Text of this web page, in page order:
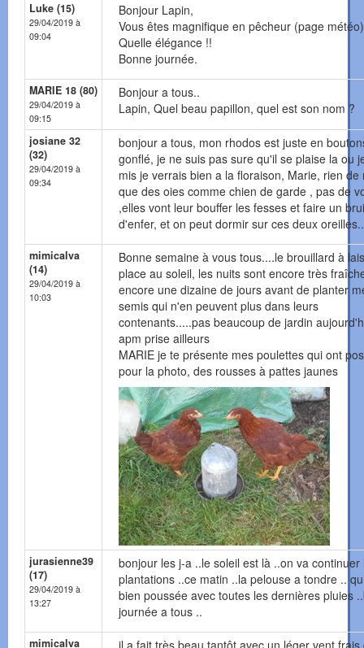
Luke (15)
29/04/2019 à
09:04
Bonjour Lapin,
Vous êtes magnifique en pêcheur (page
Quelle élégance !!
Bonne journée.
MARIE 18 (80)
29/04/2019 à
09:15
Bonjour a tous..
Lapin, Quel beau papillon, quel est son nom ?
josiane 32
(32)
29/04/2019 à
09:34
bonjour a tous, mon rhodos est juste en
gonflé, je ne suis pas sure qu'il se plaise la ou
mis je verrais bien a la floraison, Marie, rien de
que des oies comme chien de garde , pas de
,elles vont leur bouffer les fesses et faire un
d'enfer, et on peut dormir sur ces deux oreilles..
mimicalva
(14)
29/04/2019 à
10:03
Bonne semaine à vous tous....le brouillard à
place au soleil, les nuits sont encore très
encore une dizaine de jours avant de planter
semis qui n'en peuvent plus dans leurs
contenants.....pas beaucoup de jardin
apm prise ailleurs
MARIE je te présente mes poulettes qui ont
pour la photo, des rousses à pattes jaunes
jurasienne39
(17)
29/04/2019 à
13:27
bonjour les j-a ..le soleil est là ..on va continuer
plantations ..ce matin ..la pelouse a tondre ..
bien poussée avec toutes les dernières pluies
journée a tous ..
mimicalva